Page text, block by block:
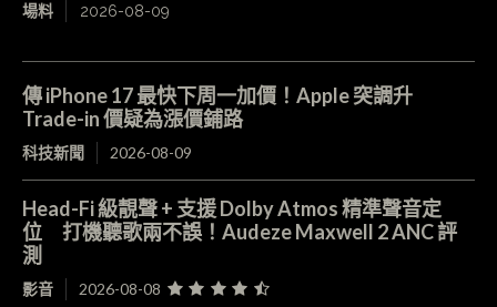
場料 2026-08-09
傳 iPhone 17 最快下周一加價！Apple 突調升
Trade-in 價疑為漲價鋪路
科技新聞 2026-08-09
Head-Fi 級靚聲 + 支援 Dolby Atmos 精準聲音定
位 打機聽歌兩不誤！Audeze Maxwell 2 ANC 評
測
影音 2026-08-08